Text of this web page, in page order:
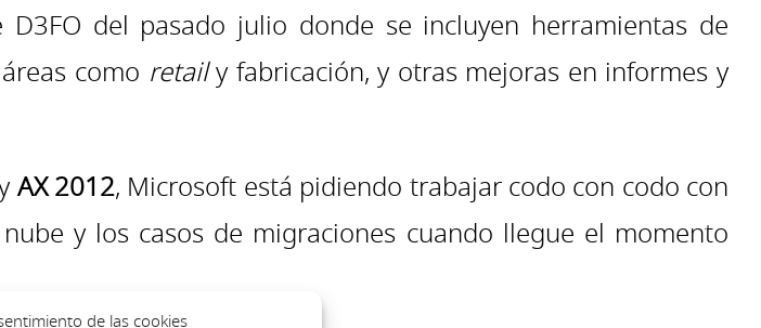
de las cookies
del pasado julio donde se incluyen herramientas de
como retaily fabricación, y otras mejoras en informes y
AX 2012, Microsoft está pidiendo trabajar codo con codo con
y los casos de migraciones cuando llegue el momento